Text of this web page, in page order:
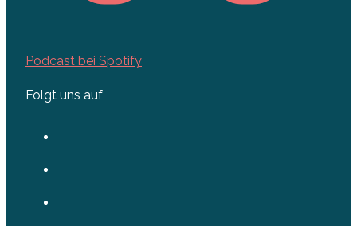
Podcast bei Spotify
Folgt uns auf